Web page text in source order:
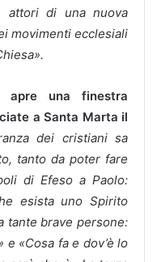
di una nuova
movimenti ecclesiali
apre una finestra
a Santa Marta il
dei cristiani sa
tanto da poter fare
di Efeso a Paolo:
esista uno Spirito
tante brave persone:
«Cosa fa e dov’è lo